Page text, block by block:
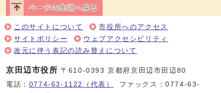
ページの先頭へ戻る
このサイトについて
市役所へのアクセス
サイトポリシー
ウェブアクセシビリティ
改元に伴う表記の読み替えについて
京田辺市役所 〒610-0393 京都府京田辺市田辺80
電話： 0774-63-1122（代表）
ファックス：0774-63-